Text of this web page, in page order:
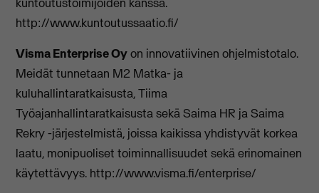
http://www.kuntoutussaatio.fi/
Visma Enterprise Oyon innovatiivinen ohjelmistotalo.
Meidät tunnetaan M2 Matka- ja
kuluhallintaratkaisusta, Tiima
Työajanhallintaratkaisusta sekä Saima HR ja Saima
Rekry -järjestelmistä, joissa kaikissa yhdistyvät korkea
laatu, monipuoliset toiminnallisuudet sekä erinomainen
käytettävyys. http://www.visma.fi/enterprise/